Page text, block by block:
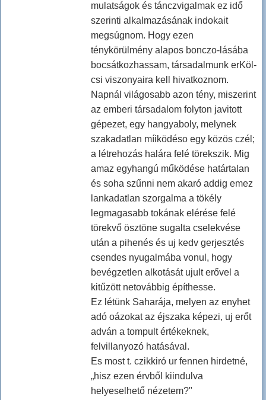
mulatságok és tánczvigalmak ez idő
szerinti alkalmazásának indokait
megsúgnom. Hogy ezen
ténykörülmény alapos bonczo-lásába
bocsátkozhassam, társadalmunk erKöl-
csi viszonyaira kell hivatkoznom.
Napnál világosabb azon tény, miszerint
az emberi társadalom folyton javitott
gépezet, egy hangyaboly, melynek
szakadatlan míiködéso egy közös czél;
a létrehozás halára felé törekszik. Mig
amaz egyhangú működése határtalan
és soha szűnni nem akaró addig emez
lankadatlan szorgalma a tökély
legmagasabb tokának elérése felé
törekvő ösztöne sugalta cselekvése
után a pihenés és uj kedv gerjesztés
csendes nyugalmába vonul, hogy
bevégzetlen alkotását ujult erővel a
kitűzött netovábbig építhesse.
Ez létünk Saharája, melyen az enyhet
adó oázokat az éjszaka képezi, uj erőt
adván a tompult értékeknek,
felvillanyozó hatásával.
Es most t. czikkiró ur fennen hirdetné,
„hisz ezen érvből kiindulva
helyeselhető nézetem?"